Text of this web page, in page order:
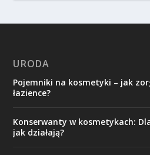
URODA
Pojemniki na kosmetyki – jak
łazience?
Konserwanty w kosmetykach:
jak działają?